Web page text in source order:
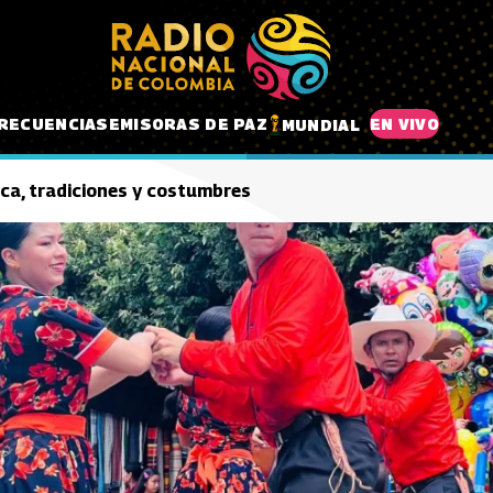
EMISORAS DE PAZ MUNDIAL EN VIVO
tradiciones y costumbres